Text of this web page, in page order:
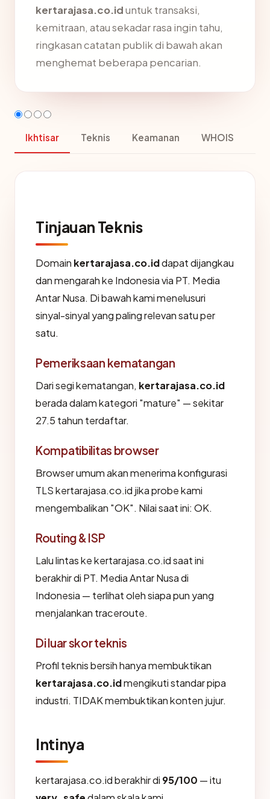
kertarajasa.co.iduntuk transaksi,
kemitraan, atau sekadar rasa ingin tahu,
ringkasan catatan publik di bawah akan
menghemat beberapa pencarian.
Ikhtisar Teknis Keamanan WHOIS
Tinjauan Teknis
Domain kertarajasa.co.iddapat dijangkau
dan mengarah ke Indonesia via PT. Media
Antar Nusa. Di bawah kami menelusuri
sinyal-sinyal yang paling relevan satu per
satu.
Pemeriksaan kematangan
Dari segi kematangan, kertarajasa.co.id
berada dalam kategori "mature" — sekitar
27.5 tahun terdaftar.
Kompatibilitas browser
Browser umum akan menerima konfigurasi
TLS kertarajasa.co.id jika probe kami
mengembalikan "OK". Nilai saat ini: OK.
Routing & ISP
Lalu lintas ke kertarajasa.co.id saat ini
berakhir di PT. Media Antar Nusa di
Indonesia — terlihat oleh siapa pun yang
menjalankan traceroute.
Di luar skor teknis
Profil teknis bersih hanya membuktikan
kertarajasa.co.idmengikuti standar pipa
industri. TIDAK membuktikan konten jujur.
Intinya
kertarajasa.co.id berakhir di 95/100 — itu